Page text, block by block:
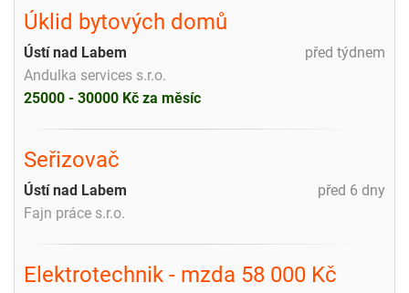
Úklid bytových domů
před týdnem
Ústí nad Labem
Andulka services s.r.o.
25000 - 30000 Kč za měsíc
Seřizovač
před 6 dny
Ústí nad Labem
Fajn práce s.r.o.
Elektrotechnik - mzda 58 000 Kč